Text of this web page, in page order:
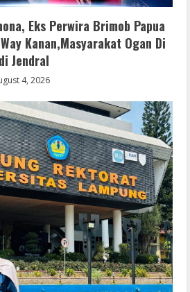
Eks Perwira Brimob Papua
Kanan,Masyarakat Ogan Di
Jendral
4, 2026
Crack + Portable Clean
6, 2026
Live Crack + Portable Windows
6, 2026